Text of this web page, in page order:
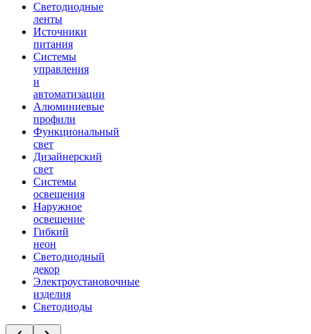
Светодиодные
ленты
Источники
питания
Системы
управления
и
автоматизации
Алюминиевые
профили
Функциональный
свет
Дизайнерский
свет
Системы
освещения
Наружное
освещение
Гибкий
неон
Светодиодный
декор
Электроустановочные
изделия
Светодиоды